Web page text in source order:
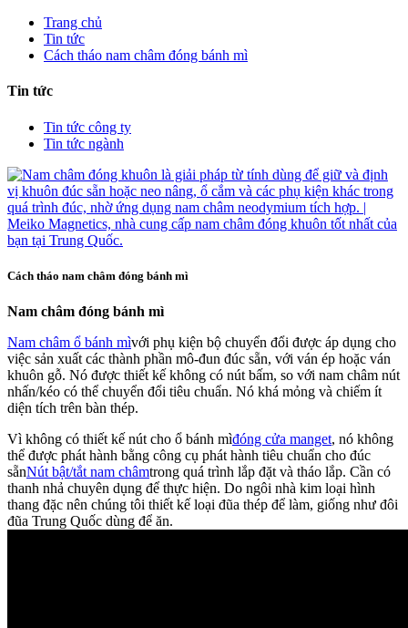
Trang chủ
Tin tức
Cách tháo nam châm đóng bánh mì
Tin tức
Tin tức công ty
Tin tức ngành
Cách tháo nam châm đóng bánh mì
Nam châm đóng bánh mì
Nam châm ổ bánh mìvới phụ kiện bộ chuyển đổi được áp dụng cho
việc sản xuất các thành phần mô-đun đúc sẵn, với ván ép hoặc ván
khuôn gỗ. Nó được thiết kế không có nút bấm, so với nam châm nút
nhấn/kéo có thể chuyển đổi tiêu chuẩn. Nó khá mỏng và chiếm ít
diện tích trên bàn thép.
Vì không có thiết kế nút cho ổ bánh mìđóng cửa manget, nó không
thể được phát hành bằng công cụ phát hành tiêu chuẩn cho đúc
sẵnNút bật/tắt nam châmtrong quá trình lắp đặt và tháo lắp. Cần có
thanh nhả chuyên dụng để thực hiện. Do ngôi nhà kim loại hình
thang đặc nên chúng tôi thiết kế loại đũa thép để làm, giống như đôi
đũa Trung Quốc dùng để ăn.